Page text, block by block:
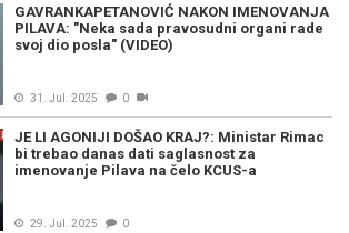
GAVRANKAPETANOVIĆ NAKON IMENOVANJA
PILAVA: "Neka sada pravosudni organi rade
svoj dio posla" (VIDEO)
31. Jul. 2025 0
JE LI AGONIJI DOŠAO KRAJ?: Ministar Rimac
bi trebao danas dati saglasnost za
imenovanje Pilava na čelo KCUS-a
29. Jul. 2025 0